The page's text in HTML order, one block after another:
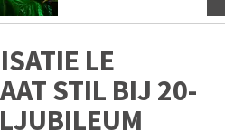
LE
STIL BIJ 20-